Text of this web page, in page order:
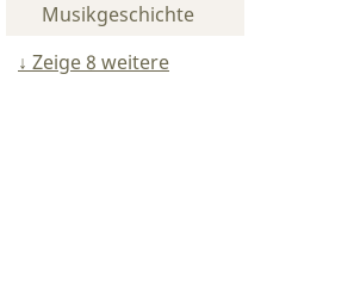
Musikgeschichte
Zeige 8 weitere